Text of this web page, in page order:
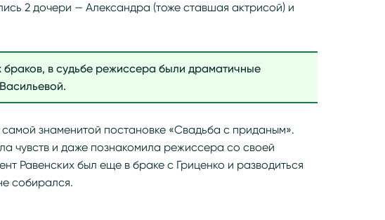
2 дочери — Александра (тоже ставшая актрисой) и
в судьбе режиссера были драматичные
самой знаменитой постановке «Свадьба с приданым».
чувств и даже познакомила режиссера со своей
Равенских был еще в браке с Гриценко и разводиться
собирался.